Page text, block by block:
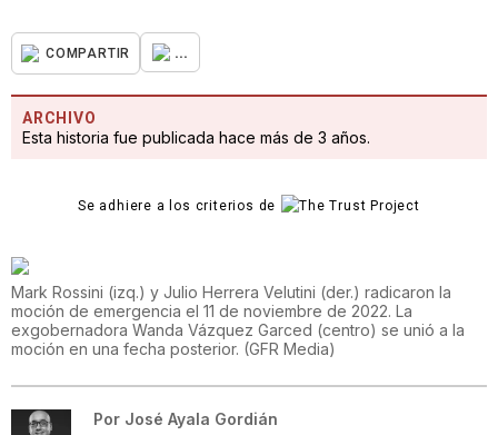
COMPARTIR ...
ARCHIVO
Esta historia fue publicada hace más de 3 años.
Se adhiere a los criterios de
Mark Rossini (izq.) y Julio Herrera Velutini (der.) radicaron la
moción de emergencia el 11 de noviembre de 2022. La
exgobernadora Wanda Vázquez Garced (centro) se unió a la
moción en una fecha posterior. (GFR Media)
Por José Ayala Gordián